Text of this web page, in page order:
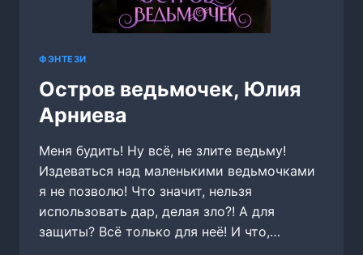
ФЭНТЕЗИ
Остров ведьмочек, Юлия
Арниева
Меня будить! Ну всё, не злите ведьму!
Издеваться над маленькими ведьмочками
я не позволю! Что значит, нельзя
использовать дар, делая зло?! А для
защиты? Всё только для неё! И что,…